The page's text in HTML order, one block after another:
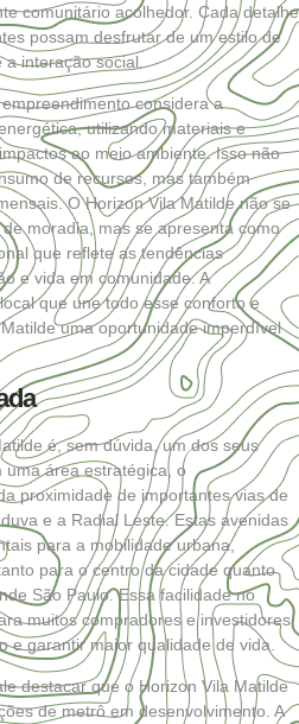
comunitário acolhedor. Cada detalhe
possam desfrutar de um estilo de
interação social.
considera a
utilizando materiais e
ao meio ambiente. Isso não
de recursos, mas também
O Horizon Vila Matilde não se
moradia, mas se apresenta como
que reflete as tendências
e vida em comunidade. A
que une todo esse conforto e
uma oportunidade imperdível
é, sem dúvida, um dos seus
uma área estratégica, o
proximidade de importantes vias de
e a Radial Leste. Estas avenidas
para a mobilidade urbana,
para o centro da cidade quanto
São Paulo. Essa facilidade no
muitos compradores e investidores
e garantir maior qualidade de vida.
destacar que o Horizon Vila Matilde
de metrô em desenvolvimento. A